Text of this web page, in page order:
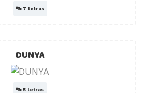
🔤 7 letras
DUNYA
🔤5 letras